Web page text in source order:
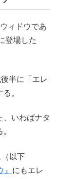
ィドウであ
登場した
半に「エレ
。
、いわばナタ
以下
にもエレ